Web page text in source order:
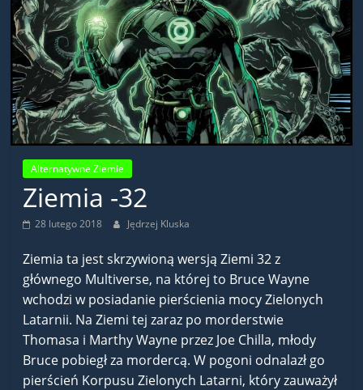
Alternatywne Ziemie
Ziemia -32
28 lutego 2018 Jędrzej Kluska
Ziemia ta jest skrzywioną wersją Ziemi 32 z
głównego Multiverse, na której to Bruce Wayne
wchodzi w posiadanie pierścienia mocy Zielonych
Latarnii. Na Ziemi tej zaraz po morderstwie
Thomasa i Marthy Wayne przez Joe Chilla, młody
Bruce pobiegł za mordercą. W pogoni odnalazł go
pierścień Korpusu Zielonych Latarni, który zauważył